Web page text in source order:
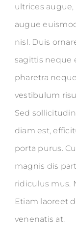
ultrices
augue
nisl. Duis
sagittis neque
pharetra
vestibulum
Sed
diam est,
porta purus.
magnis dis
ridiculus mus.
Etiam laoreet
venenatis at.